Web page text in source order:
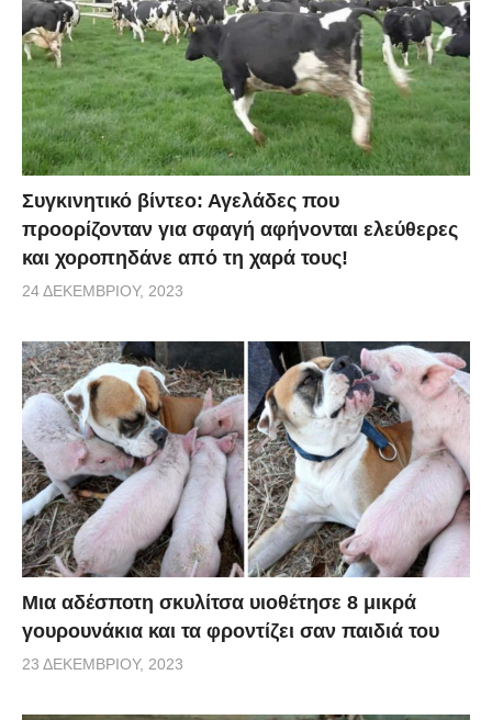
Συγκινητικό βίντεο: Αγελάδες που
προορίζονταν για σφαγή αφήνονται ελεύθερες
και χοροπηδάνε από τη χαρά τους!
24 ΔΕΚΕΜΒΡΊΟΥ, 2023
Μια αδέσποτη σκυλίτσα υιοθέτησε 8 μικρά
γουρουνάκια και τα φροντίζει σαν παιδιά του
23 ΔΕΚΕΜΒΡΊΟΥ, 2023